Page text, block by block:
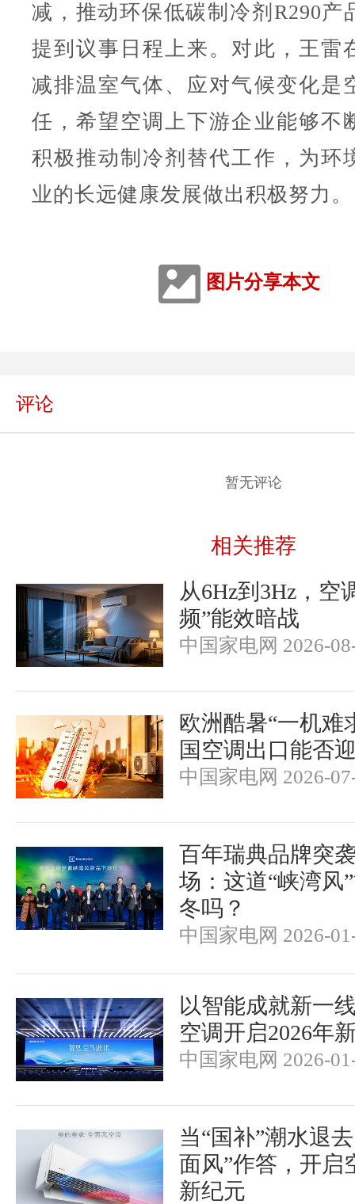
减，推动环保低碳制冷剂R290产
提到议事日程上来。对此，王雷
减排温室气体、应对气候变化是
任，希望空调上下游企业能够不
积极推动制冷剂替代工作，为环
业的长远健康发展做出积极努力。
图片分享本文
评论
暂无评论
相关推荐
从6Hz到3Hz，空
频”能效暗战
中国家电网 2026-
欧洲酷暑“一机难
国空调出口能否
中国家电网 2026-
百年瑞典品牌突
场：这道“峡湾风
冬吗？
中国家电网 2026-
以智能成就新一
空调开启2026年
中国家电网 2026-
当“国补”潮水退
面风”作答，开启
新纪元